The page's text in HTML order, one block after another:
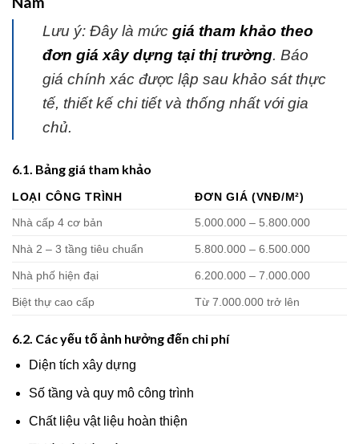
Lưu ý: Đây là mức giá tham khảo theo
đơn giá xây dựng tại thị trường. Báo
giá chính xác được lập sau khảo sát thực
tế, thiết kế chi tiết và thống nhất với gia
chủ.
6.1. Bảng giá tham khảo
LOẠI CÔNG TRÌNH
ĐƠN GIÁ (VNĐ/M²)
Nhà cấp 4 cơ bản
5.000.000 – 5.800.000
Nhà 2 – 3 tầng tiêu chuẩn 5.800.000 – 6.500.000
Nhà phố hiện đại 6.200.000 – 7.000.000
Biệt thự cao cấp Từ 7.000.000 trở lên
6.2. Các yếu tố ảnh hưởng đến chi phí
Diện tích xây dựng
Số tầng và quy mô công trình
Chất liệu vật liệu hoàn thiện